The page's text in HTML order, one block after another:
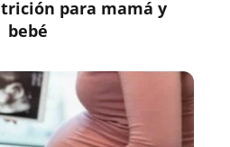
para mamá y
bebé